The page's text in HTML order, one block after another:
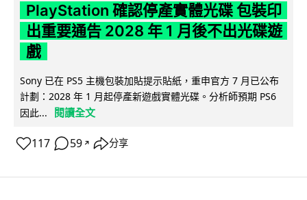
PlayStation 確認停產實體光碟 包裝印
出重要通告 2028 年 1 月後不出光碟遊
戲
Sony 已在 PS5 主機包裝加貼提示貼紙，重申官方 7 月已公布
計劃：2028 年 1 月起停產新遊戲實體光碟。分析師預期 PS6
因此...
閱讀全文
117 59 ↗ 分享